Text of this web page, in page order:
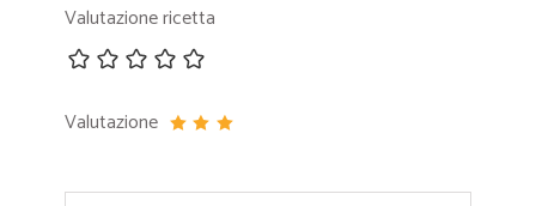
Valutazione ricetta
Valutazione